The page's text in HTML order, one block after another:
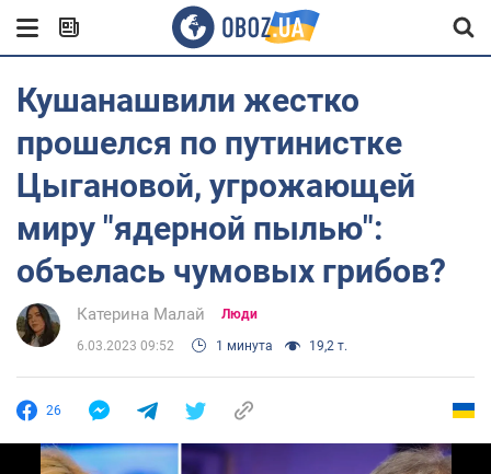
Кушанашвили жестко
прошелся по путинистке
Цыгановой, угрожающей
миру "ядерной пылью":
объелась чумовых грибов?
Катерина Малай Люди
6.03.2023 09:52 1 минута 19,2 т.
26